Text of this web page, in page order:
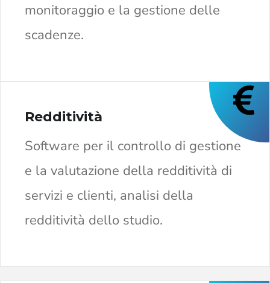
monitoraggio e la gestione delle
scadenze.
Redditività
Software per il controllo di gestione
e la valutazione della redditività di
servizi e clienti, analisi della
redditività dello studio.